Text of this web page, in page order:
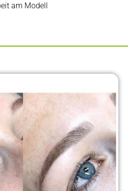
am Modell